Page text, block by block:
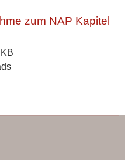
zum NAP Kapitel